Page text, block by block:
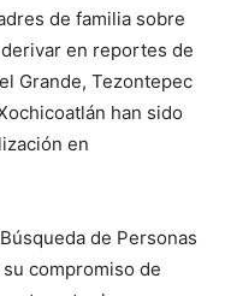
de familia sobre
en reportes de
Grande, Tezontepec
han sido
en
de Personas
compromiso de